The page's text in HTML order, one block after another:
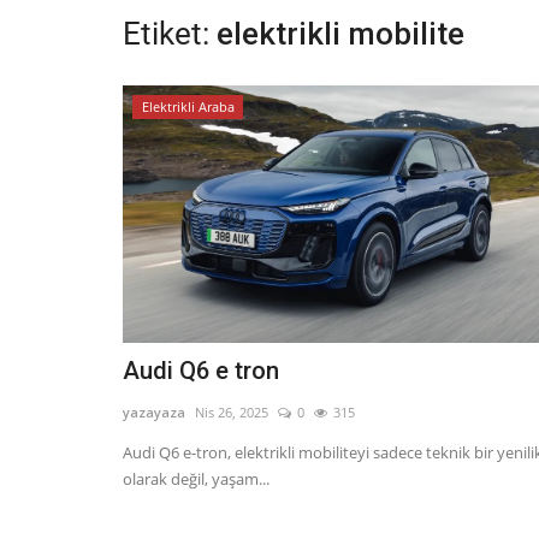
Etiket: elektrikli mobilite
Elektrikli Araba
Audi Q6 e tron
yazayaza Nis 26, 2025 0 315
Audi Q6 e-tron, elektrikli mobiliteyi sadece teknik bir
olarak değil, yaşam...